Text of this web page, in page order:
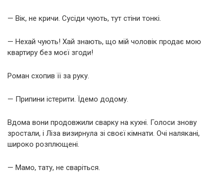
— Вік, не кричи. Сусіди чують, тут стіни тонкі.
— Нехай чують! Хай знають, що мій чоловік продає мою
квартиру без моєї згоди!
Роман схопив її за руку.
— Припини істерити. Їдемо додому.
Вдома вони продовжили сварку на кухні. Голоси знову
зростали, і Ліза визирнула зі своєї кімнати. Очі налякані,
широко розплющені.
— Мамо, тату, не сваріться.